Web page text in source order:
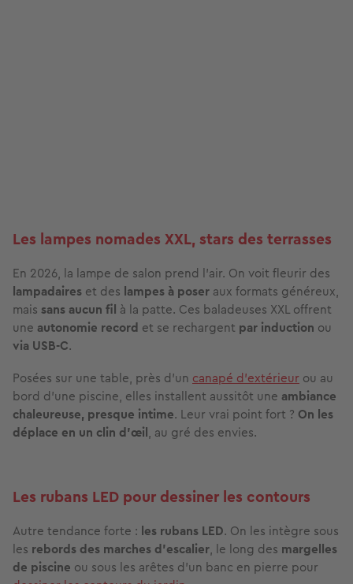
Les lampes nomades XXL, stars des terrasses
En 2026, la lampe de salon prend l’air. On voit fleurir des
lampadaires
maissans aucun filà la patte. Ces baladeuses XXL offrent
uneautonomie recordet se rechargentpar inductionou
via USB-C.
Posées sur une table, près d’un canapé d’extérieur
déplace en un clin d’œil, au gré des envies.
Les rubans LED pour dessiner les contours